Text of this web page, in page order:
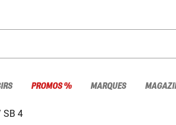
PROMOS % MARQUES
SB 4